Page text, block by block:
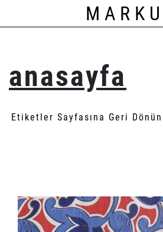
anasayfa
Etiketler Sayfasına Geri Dönün